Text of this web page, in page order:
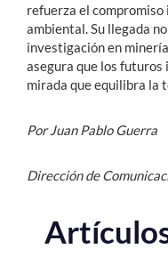
refuerza el
ambiental. Su llegada
investigación en
asegura que los futuros
mirada que equilibra la
Por Juan Pablo Guerra
Dirección de